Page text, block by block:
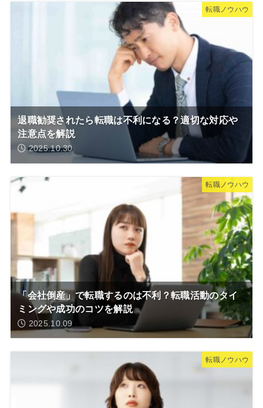
転職ノウハウ
退職勧奨されたら転職は不利になる？適切な対応や
注意点を解説
2025.10.30
転職ノウハウ
「会社倒産」で転職するのは不利？転職活動のタイ
ミングや成功のコツを解説
2025.10.09
転職ノウハウ